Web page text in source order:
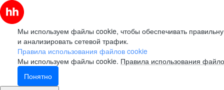
Мы используем файлы cookie, чтобы обеспечивать
и анализировать сетевой трафик.
Правила использования файлов cookie
Мы используем файлы cookie. Правила использования
Понятно